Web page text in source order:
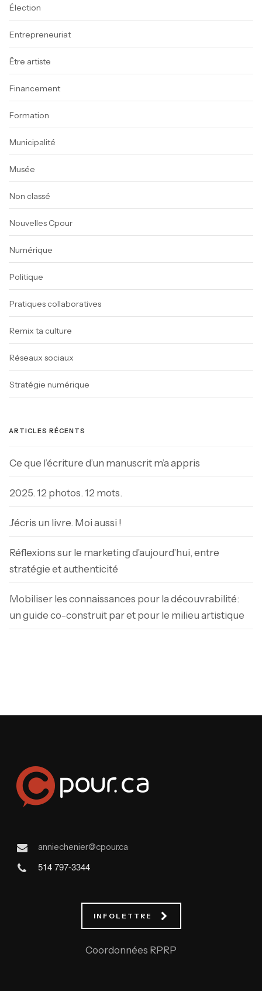
Élection
Entrepreneuriat
Être artiste
Financement
Formation
Municipalité
Musée
Non classé
Nouvelles Cpour
Numérique
Politique
Pratiques collaboratives
Remix ta culture
Réseaux sociaux
Stratégie numérique
ARTICLES RÉCENTS
Ce que l’écriture d’un manuscrit m’a appris
2025. 12 photos. 12 mots.
J’écris un livre. Moi aussi !
Réflexions sur le marketing d’aujourd’hui, entre
stratégie et authenticité
Mobiliser les connaissances pour la découvrabilité:
un guide co-construit par et pour le milieu artistique
anniechenier@cpour.ca
514 797-3344
INFOLETTRE
Coordonnées RPRP